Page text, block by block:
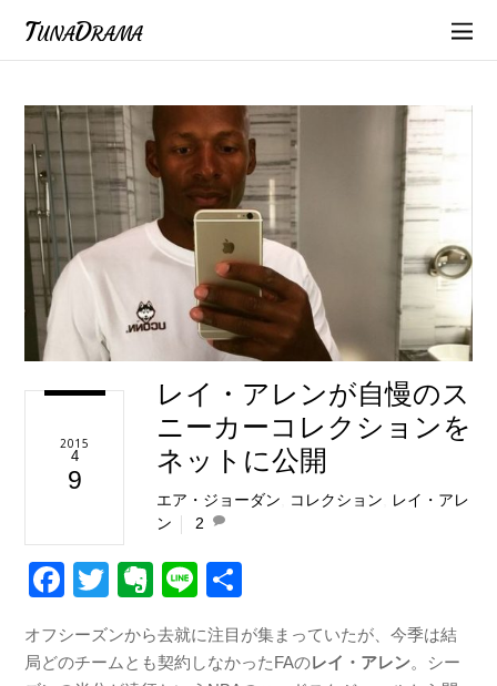
TunaDrama
2015
4
9
レイ・アレンが自慢のス
ニーカーコレクションを
ネットに公開
エア・ジョーダン コレクション
レイ・アレ
ン
2
F
c
T
tt
E
er
Li
e
オフシーズンから去就に注目が集まっていたが、今季は結
局どのチームとも契約しなかったFAのレイ・アレン。シー